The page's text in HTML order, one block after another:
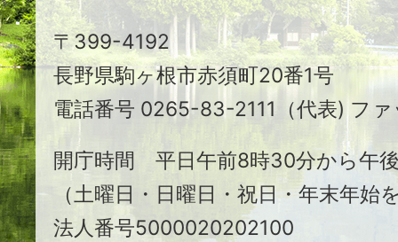
駒
ヶ
根
市
〒399-4192
長野県駒ヶ根市赤須町20番1号
電話番号 0265-83-2111（代表) フ
開庁時間 平日午前8時30分から午
（土曜日・日曜日・祝日・年末年始
法人番号5000020202100